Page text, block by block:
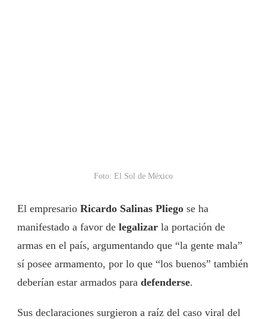
Foto: El Sol de México
El empresario Ricardo Salinas Pliego se ha
manifestado a favor de legalizar la portación de
armas en el país, argumentando que “la gente mala”
sí posee armamento, por lo que “los buenos” también
deberían estar armados para defenderse.
Sus declaraciones surgieron a raíz del caso viral del